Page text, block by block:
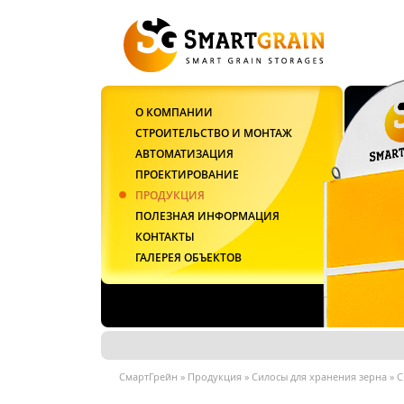
СмартГрейн » Продукция » Силосы для хранения зерна »
О КОМПАНИИ
СТРОИТЕЛЬСТВО И МОНТАЖ
АВТОМАТИЗАЦИЯ
ПРОЕКТИРОВАНИЕ
ПРОДУКЦИЯ
ПОЛЕЗНАЯ ИНФОРМАЦИЯ
КОНТАКТЫ
ГАЛЕРЕЯ ОБЪЕКТОВ